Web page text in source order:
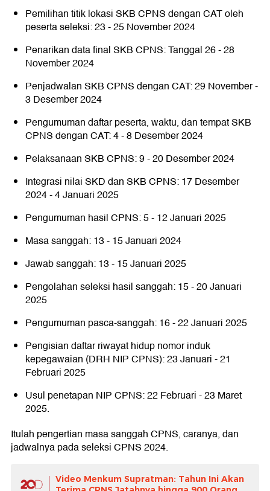
Pemilihan titik lokasi SKB CPNS dengan CAT oleh
peserta seleksi: 23 - 25 November 2024
Penarikan data final SKB CPNS: Tanggal 26 - 28
November 2024
Penjadwalan SKB CPNS dengan CAT: 29 November -
3 Desember 2024
Pengumuman daftar peserta, waktu, dan tempat SKB
CPNS dengan CAT: 4 - 8 Desember 2024
Pelaksanaan SKB CPNS: 9 - 20 Desember 2024
Integrasi nilai SKD dan SKB CPNS: 17 Desember
2024 - 4 Januari 2025
Pengumuman hasil CPNS: 5 - 12 Januari 2025
Masa sanggah: 13 - 15 Januari 2024
Jawab sanggah: 13 - 15 Januari 2025
Pengolahan seleksi hasil sanggah: 15 - 20 Januari
2025
Pengumuman pasca-sanggah: 16 - 22 Januari 2025
Pengisian daftar riwayat hidup nomor induk
kepegawaian (DRH NIP CPNS): 23 Januari - 21
Februari 2025
Usul penetapan NIP CPNS: 22 Februari - 23 Maret
2025.
Itulah pengertian masa sanggah CPNS, caranya, dan
jadwalnya pada seleksi CPNS 2024.
Video Menkum Supratman: Tahun Ini Akan